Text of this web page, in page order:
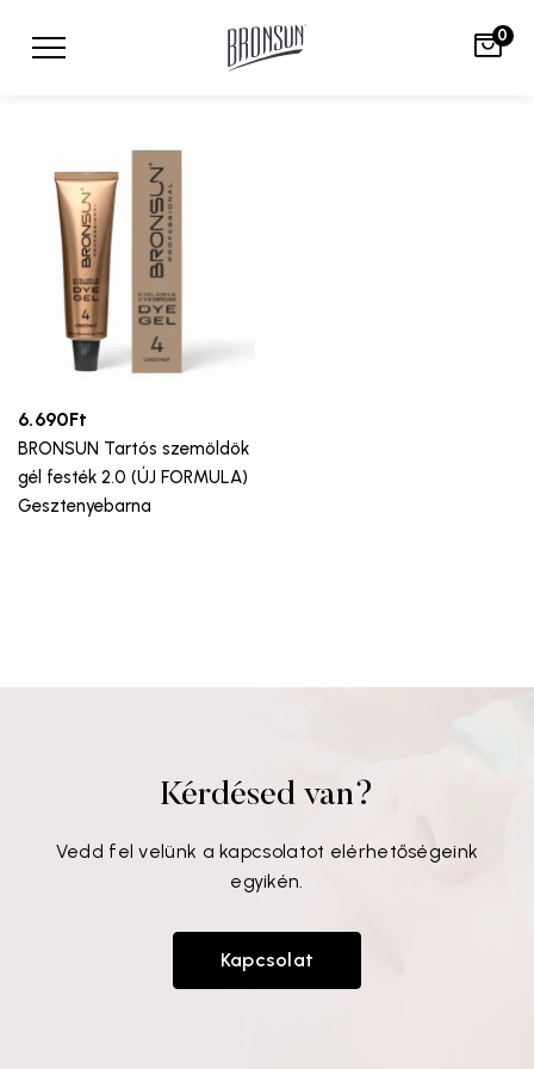
0
6.690Ft
BRONSUN Tartós szemöldök
gél festék 2.0 (ÚJ FORMULA)
Gesztenyebarna
Kérdésed van?
Vedd fel velünk a kapcsolatot elérhetőségeink
egyikén.
Kapcsolat